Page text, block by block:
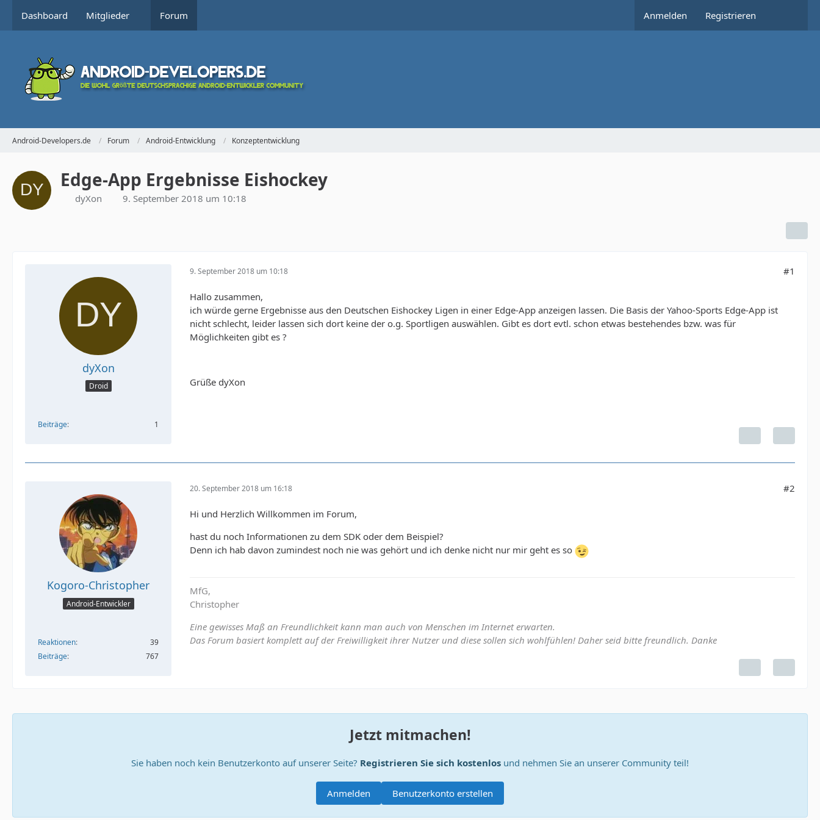
Dashboard Mitglieder Forum Anmelden Registrieren
Android-Developers.de Forum Android-Entwicklung Konzeptentwicklung
Edge-App Ergebnisse Eishockey
dyXon 9. September 2018 um 10:18
dyXon
Droid
Beiträge 1
9. September 2018 um 10:18 #1
Hallo zusammen,
ich würde gerne Ergebnisse aus den Deutschen Eishockey Ligen in einer Edge-App anzeigen lassen. Die Basis der Yahoo-Sports Edge-App ist
nicht schlecht, leider lassen sich dort keine der o.g. Sportligen auswählen. Gibt es dort evtl. schon etwas bestehendes bzw. was für
Möglichkeiten gibt es ?
Grüße dyXon
Kogoro-Christopher
Android-Entwickler
Reaktionen
39
Beiträge
767
20. September 2018 um 16:18 #2
Hi und Herzlich Willkommen im Forum,
hast du noch Informationen zu dem SDK oder dem Beispiel?
Denn ich hab davon zumindest noch nie was gehört und ich denke nicht nur mir geht es so
MfG,
Christopher
Eine gewisses Maß an Freundlichkeit kann man auch von Menschen im Internet erwarten.
Das Forum basiert komplett auf der Freiwilligkeit ihrer Nutzer und diese sollen sich wohlfühlen! Daher seid bitte freundlich. Danke
Jetzt mitmachen!
Sie haben noch kein Benutzerkonto auf unserer Seite? Registrieren Sie sich kostenlos und nehmen Sie an unserer Community teil!
Benutzerkonto erstellen
Anmelden